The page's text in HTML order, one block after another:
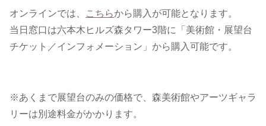
オンラインでは、 こちらから購入が可能となります。
当日窓口は六本木ヒルズ森タワー3階に「美術館・展望台
チケット／インフォメーション」から購入可能です。
※あくまで展望台のみの価格で、森美術館やアーツギャラ
リーは別途料金がかかります。